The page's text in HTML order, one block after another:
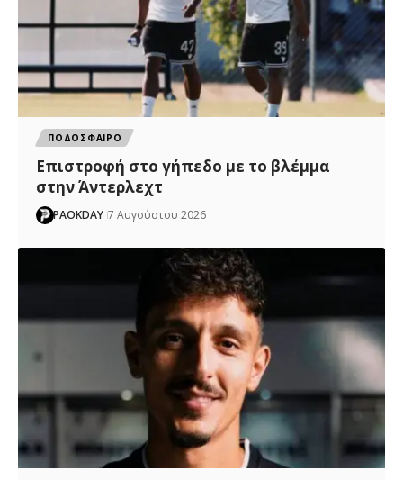
ΠΟΔΟΣΦΑΙΡΟ
Επιστροφή στο γήπεδο με το βλέμμα
στην Άντερλεχτ
PAOKDAY 7 Αυγούστου 2026